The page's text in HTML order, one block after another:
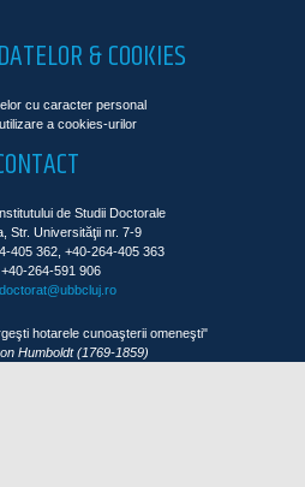
& COOKIES
cu caracter personal
a cookies-urilor
de Studii Doctorale
Str. Universităţii nr. 7-9
405 362, +40-264-405 363
264-591 906
doctorat@ubbcluj.ro
hotarele cunoaşterii omeneşti"
Humboldt (1769-1859)